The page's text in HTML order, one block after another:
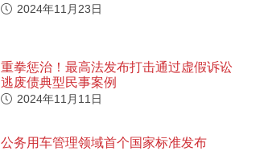
2024年11月23日
重拳惩治！最高法发布打击通过虚假诉讼
逃废债典型民事案例
2024年11月11日
公务用车管理领域首个国家标准发布